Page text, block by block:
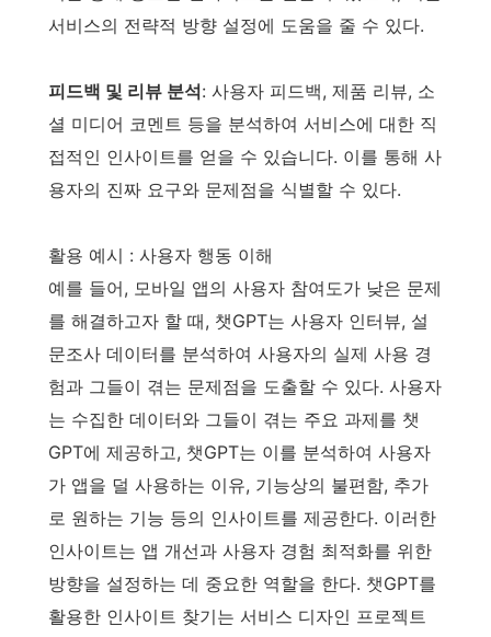
서비스의 전략적 방향 설정에 도움을 줄 수 있다.
피드백 및 리뷰 분석: 사용자 피드백, 제품 리뷰, 소
셜 미디어 코멘트 등을 분석하여 서비스에 대한 직
접적인 인사이트를 얻을 수 있습니다. 이를 통해 사
용자의 진짜 요구와 문제점을 식별할 수 있다.
활용 예시 : 사용자 행동 이해
예를 들어, 모바일 앱의 사용자 참여도가 낮은 문제
를 해결하고자 할 때, 챗GPT는 사용자 인터뷰, 설
문조사 데이터를 분석하여 사용자의 실제 사용 경
험과 그들이 겪는 문제점을 도출할 수 있다. 사용자
는 수집한 데이터와 그들이 겪는 주요 과제를 챗
GPT에 제공하고, 챗GPT는 이를 분석하여 사용자
가 앱을 덜 사용하는 이유, 기능상의 불편함, 추가
로 원하는 기능 등의 인사이트를 제공한다. 이러한
인사이트는 앱 개선과 사용자 경험 최적화를 위한
방향을 설정하는 데 중요한 역할을 한다. 챗GPT를
활용한 인사이트 찾기는 서비스 디자인 프로젝트